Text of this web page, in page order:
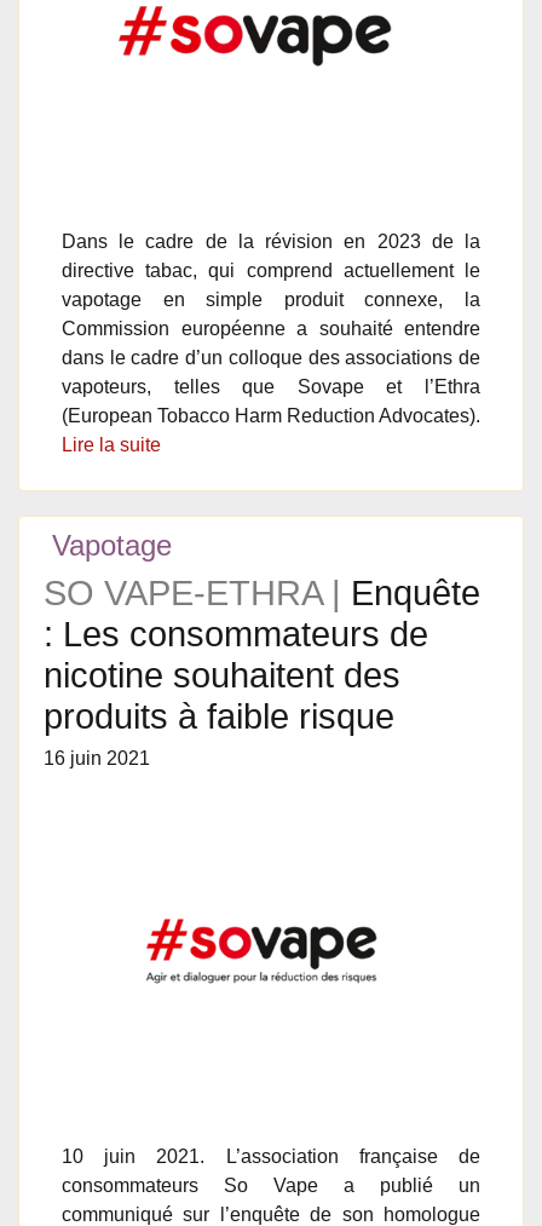
Dans le cadre de la révision en 2023 de la
directive tabac, qui comprend actuellement le
vapotage en simple produit connexe, la
Commission européenne a souhaité entendre
dans le cadre d’un colloque des associations de
vapoteurs, telles que Sovape et l’Ethra
(European Tobacco Harm Reduction Advocates).
Lire la suite
Vapotage
SO VAPE-ETHRA | Enquête
: Les consommateurs de
nicotine souhaitent des
produits à faible risque
16 juin 2021
10 juin 2021. L’association française de
consommateurs So Vape a publié un
communiqué sur l’enquête de son homologue